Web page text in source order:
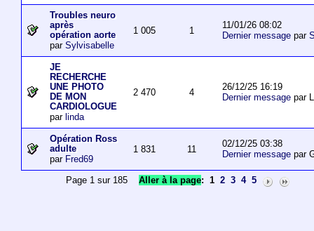
Troubles neuro
après
opération aorte
par Sylvisabelle
1 005 1
11/01/26 08:02
Dernier messagepar
JE
RECHERCHE
UNE PHOTO
DE MON
CARDIOLOGUE
par linda
2 470 4
26/12/25 16:19
Dernier messagepar
Opération Ross
adulte
par Fred69
1 831 11
02/12/25 03:38
Dernier messagepar
Page 1 sur 185Aller à la page: 1 2 3 4 5